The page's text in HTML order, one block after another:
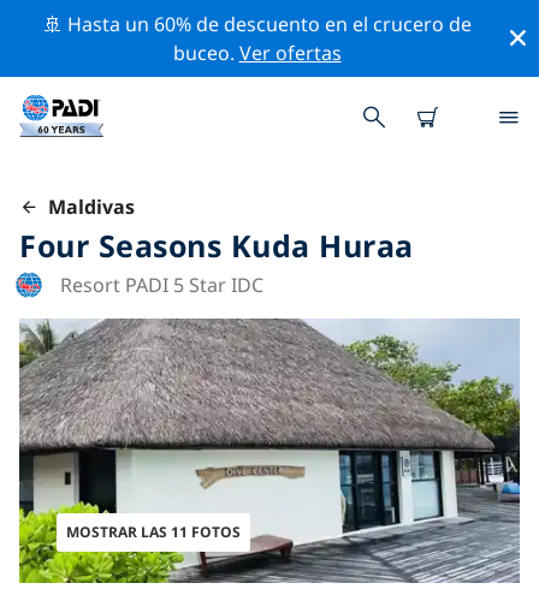
🚢 Hasta un 60% de descuento en el crucero de
buceo. Ver ofertas
Maldivas
Four Seasons Kuda Huraa
Resort PADI 5 Star IDC
MOSTRAR LAS 11 FOTOS